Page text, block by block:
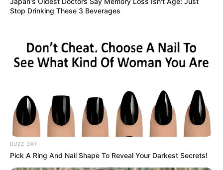
Stop Drinking These 3 Beverages
BUZZ DAY
Pick A Ring And Nail Shape To Reveal Your Darkest Secrets!